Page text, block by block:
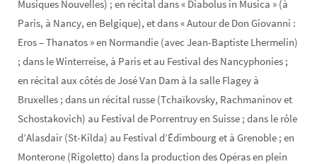
Musiques Nouvelles) ; en récital dans « Diabolus in Musica » (à
Paris, à Nancy, en Belgique), et dans « Autour de Don Giovanni :
Eros – Thanatos » en Normandie (avec Jean-Baptiste Lhermelin)
; dans le Winterreise, à Paris et au Festival des Nancyphonies ;
en récital aux côtés de José Van Dam à la salle Flagey à
Bruxelles ; dans un récital russe (Tchaïkovsky, Rachmaninov et
Schostakovich) au Festival de Porrentruy en Suisse ; dans le rôle
d’Alasdair (St-Kilda) au Festival d’Édimbourg et à Grenoble ; en
Monterone (Rigoletto) dans la production des Opéras en plein